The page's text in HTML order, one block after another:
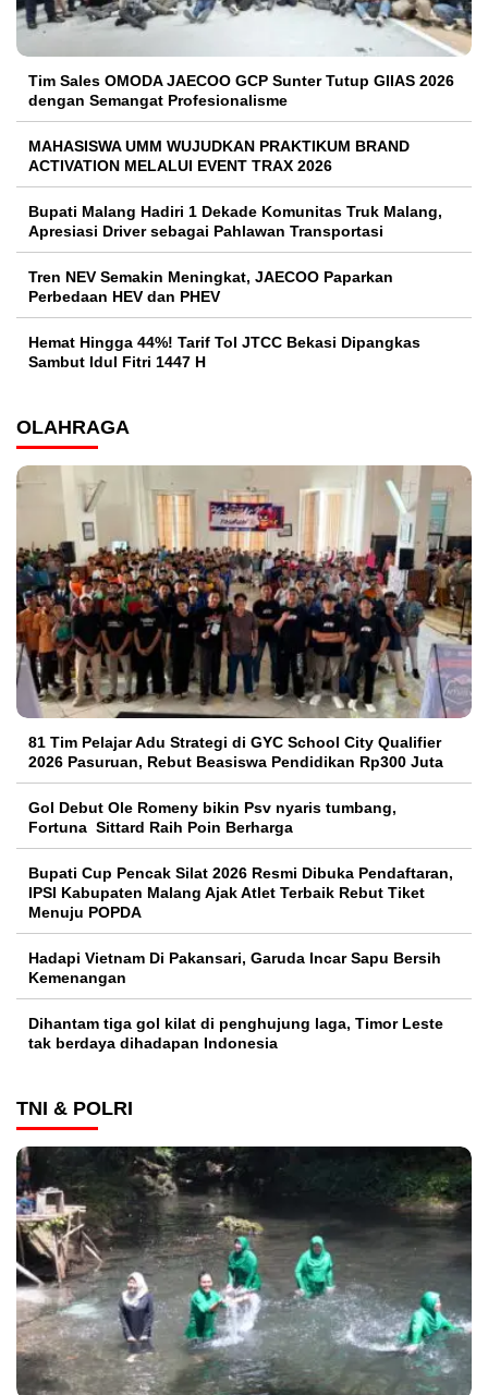
Tim Sales OMODA JAECOO GCP Sunter Tutup GIIAS 2026
dengan Semangat Profesionalisme
MAHASISWA UMM WUJUDKAN PRAKTIKUM BRAND
ACTIVATION MELALUI EVENT TRAX 2026
Bupati Malang Hadiri 1 Dekade Komunitas Truk Malang,
Apresiasi Driver sebagai Pahlawan Transportasi
Tren NEV Semakin Meningkat, JAECOO Paparkan
Perbedaan HEV dan PHEV
Hemat Hingga 44%! Tarif Tol JTCC Bekasi Dipangkas
Sambut Idul Fitri 1447 H
OLAHRAGA
81 Tim Pelajar Adu Strategi di GYC School City Qualifier
2026 Pasuruan, Rebut Beasiswa Pendidikan Rp300 Juta
Gol Debut Ole Romeny bikin Psv nyaris tumbang,
Fortuna Sittard Raih Poin Berharga
Bupati Cup Pencak Silat 2026 Resmi Dibuka Pendaftaran,
IPSI Kabupaten Malang Ajak Atlet Terbaik Rebut Tiket
Menuju POPDA
Hadapi Vietnam Di Pakansari, Garuda Incar Sapu Bersih
Kemenangan
Dihantam tiga gol kilat di penghujung laga, Timor Leste
tak berdaya dihadapan Indonesia
TNI & POLRI